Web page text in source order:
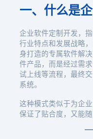
一、什么是
企业软件定制开发，
行业特点和发展战略
身打造的专属软件解
件产品，而是经过需
试上线等流程，最终
系统。
这种模式类似于为企
保证了贴合度，又能